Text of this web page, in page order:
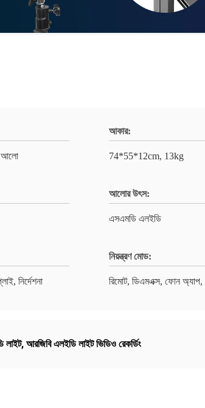
আলো
আকার:
74*55*12cm, 13kg
আলোর উৎস:
এসএমডি এলইডি
নির্দেশনা
নিয়ন্ত্রণ মোড:
রিমোট, ডিএমএক্স, ফোন অ্যাপ,
লাইট, আরজিবি এলইডি লাইট ভিডিও রেকর্ডিং